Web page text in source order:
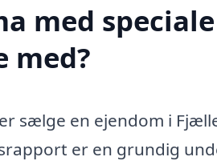
med
sælge en ejendom i
er en grundig